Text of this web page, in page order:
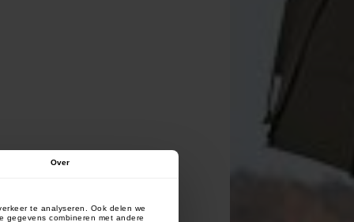
Over
te analyseren. Ook delen we
gegevens combineren met andere